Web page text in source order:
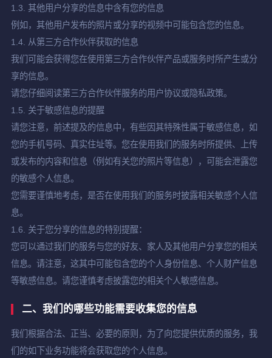
1.3. 其他用户分享的信息中含有您的信息
例如，其他用户发布的照片或分享的视频中可能包含您的信息。
1.4. 从第三方合作伙伴获取的信息
我们可能会获得您在使用第三方合作伙伴产品或服务时所产生或分
享的信息。
请您仔细阅读第三方合作伙伴服务的用户协议或隐私政策。
1.5. 关于敏感信息的提醒
请您注意，前述提及的信息中，有些因其特殊性属于敏感信息，如
您的手机号码、真实住址等。您在使用我们的服务时所提供、上传
或发布的内容和信息（例如有关您的照片等信息），可能会泄露您
的敏感个人信息。
您需要谨慎地考虑，是否在使用我们的服务时披露相关敏感个人信
息。
1.6. 关于您分享的信息的特别提醒：
您可以通过我们的服务与您的好友、家人及其他用户分享您的相关
信息。请注意，这其中可能包含您的个人身份信息、个人财产信息
等敏感信息。请您谨慎考虑披露您的相关个人敏感信息。
二、我们的哪些功能需要收集您的信息
我们根据合法、正当、必要的原则，为了向您提供优质的服务，我
们的如下业务功能将会获取您的个人信息。